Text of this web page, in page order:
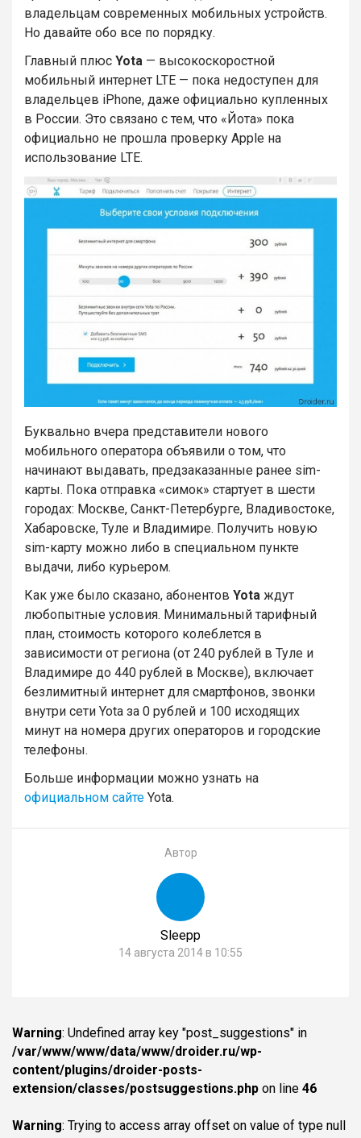
владельцам современных мобильных устройств.
Но давайте обо все по порядку.
Главный плюс Yota — высокоскоростной
мобильный интернет LTE — пока недоступен для
владельцев iPhone, даже официально купленных
в России. Это связано с тем, что «Йота» пока
официально не прошла проверку Apple на
использование LTE.
Буквально вчера представители нового
мобильного оператора объявили о том, что
начинают выдавать, предзаказанные ранее sim-
карты. Пока отправка «симок» стартует в шести
городах: Москве, Санкт-Петербурге, Владивостоке,
Хабаровске, Туле и Владимире. Получить новую
sim-карту можно либо в специальном пункте
выдачи, либо курьером.
Как уже было сказано, абонентов Yota ждут
любопытные условия. Минимальный тарифный
план, стоимость которого колеблется в
зависимости от региона (от 240 рублей в Туле и
Владимире до 440 рублей в Москве), включает
безлимитный интернет для смартфонов, звонки
внутри сети Yota за 0 рублей и 100 исходящих
минут на номера других операторов и городские
телефоны.
Больше информации можно узнать на
официальном сайте Yota.
Автор
Sleepp
14 августа 2014 в 10:55
Warning: Undefined array key "post_suggestions" in
/var/www/www/data/www/droider.ru/wp-
content/plugins/droider-posts-
extension/classes/postsuggestions.php on line 46
Warning: Trying to access array offset on value of type null